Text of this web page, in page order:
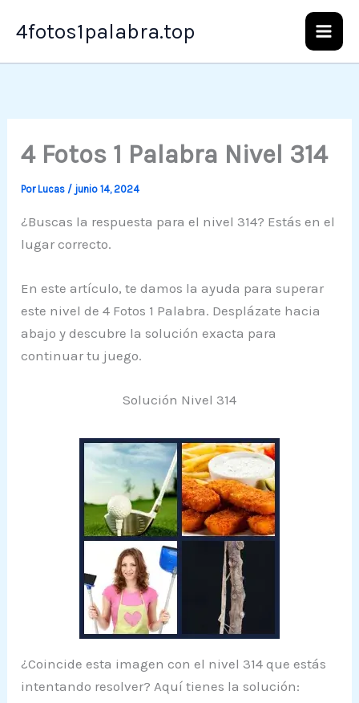
4fotos1palabra.top
4 Fotos 1 Palabra Nivel 314
PorLucas / junio 14, 2024
¿Buscas la respuesta para el nivel 314? Estás en el
lugar correcto.
En este artículo, te damos la ayuda para superar
este nivel de 4 Fotos 1 Palabra. Desplázate hacia
abajo y descubre la solución exacta para
continuar tu juego.
Solución Nivel 314
¿Coincide esta imagen con el nivel 314 que estás
intentando resolver? Aquí tienes la solución: